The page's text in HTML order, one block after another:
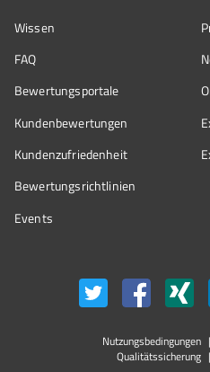
Wissen
FAQ
Bewertungsportale
Kundenbewertungen
Kundenzufriedenheit
Bewertungs­richtlinien
Events
Nutzungsbedingungen
Qualitätssicherung